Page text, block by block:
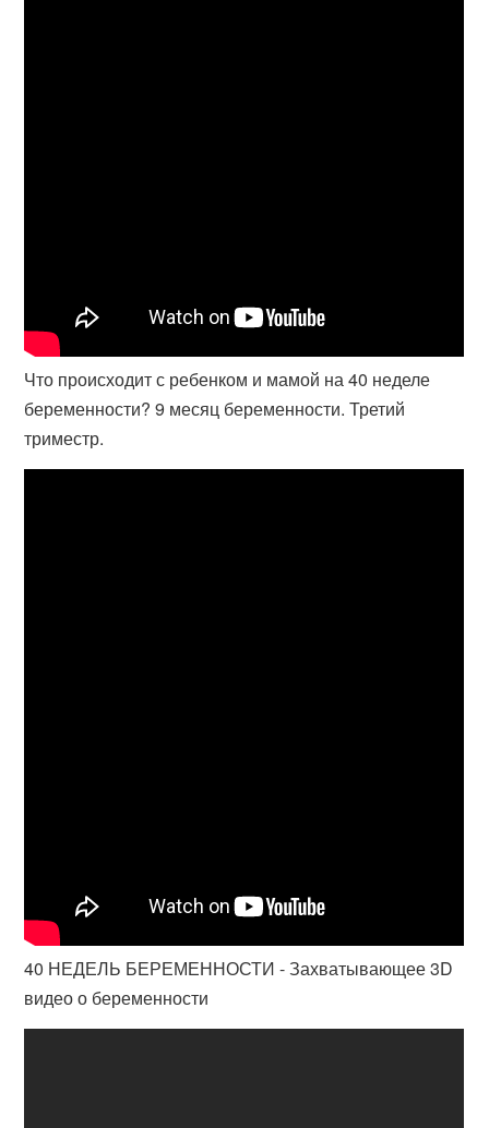
Что происходит с ребенком и мамой на 40 неделе
беременности? 9 месяц беременности. Третий
триместр.
40 НЕДЕЛЬ БЕРЕМЕННОСТИ - Захватывающее 3D
видео о беременности